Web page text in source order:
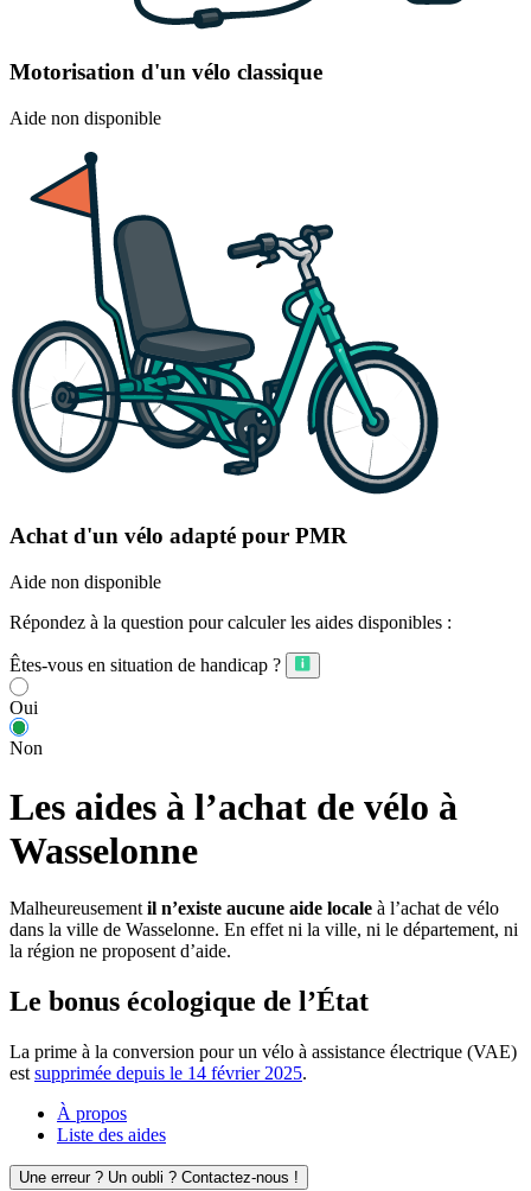
Motorisation d'un vélo classique
Aide non disponible
Achat d'un vélo adapté pour PMR
Aide non disponible
Répondez à la question pour calculer les aides disponibles :
Êtes-vous en situation de handicap ?
Oui
Non
Les aides à l’achat de vélo à
Wasselonne
Malheureusement il n’existe aucune aide locale à l’achat de vélo
dans la ville de Wasselonne. En effet ni la ville, ni le département, ni
la région ne proposent d’aide.
Le bonus écologique de l’État
La prime à la conversion pour un vélo à assistance électrique (VAE)
est supprimée depuis le 14 février 2025.
À propos
Liste des aides
Une erreur ? Un oubli ? Contactez-nous !